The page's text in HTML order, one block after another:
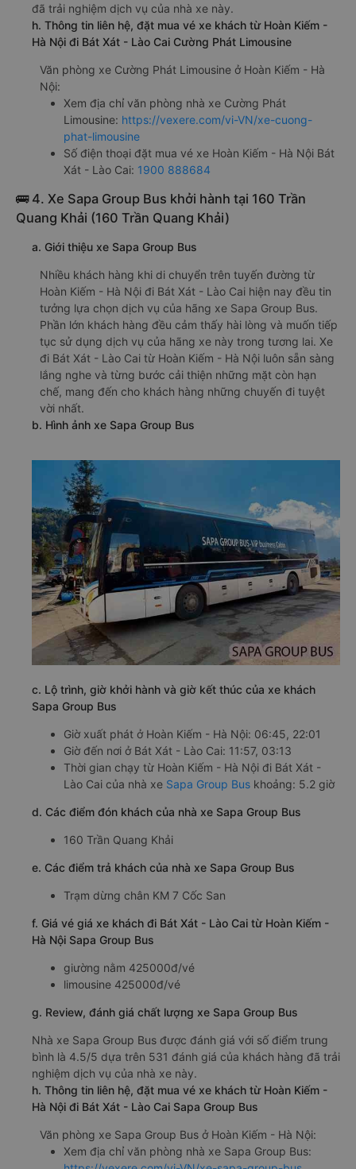
đã trải nghiệm dịch vụ của nhà xe này.
h. Thông tin liên hệ, đặt mua vé xe khách từ Hoàn Kiếm -
Hà Nội đi Bát Xát - Lào Cai Cường Phát Limousine
Văn phòng xe Cường Phát Limousine ở Hoàn Kiếm - Hà
Nội:
Xem địa chỉ văn phòng nhà xe Cường Phát
Limousine: https://vexere.com/vi-VN/xe-cuong-
phat-limousine
Số điện thoại đặt mua vé xe Hoàn Kiếm - Hà Nội Bát
Xát - Lào Cai: 1900 888684
🚌 4. Xe Sapa Group Bus khởi hành tại 160 Trần
Quang Khải (160 Trần Quang Khải)
a. Giới thiệu xe Sapa Group Bus
Nhiều khách hàng khi di chuyển trên tuyến đường từ
Hoàn Kiếm - Hà Nội đi Bát Xát - Lào Cai hiện nay đều tin
tưởng lựa chọn dịch vụ của hãng xe Sapa Group Bus.
Phần lớn khách hàng đều cảm thấy hài lòng và muốn tiếp
tục sử dụng dịch vụ của hãng xe này trong tương lai. Xe
đi Bát Xát - Lào Cai từ Hoàn Kiếm - Hà Nội luôn sẵn sàng
lắng nghe và từng bước cải thiện những mặt còn hạn
chế, mang đến cho khách hàng những chuyến đi tuyệt
vời nhất.
b. Hình ảnh xe Sapa Group Bus
c. Lộ trình, giờ khởi hành và giờ kết thúc của xe khách
Sapa Group Bus
Giờ xuất phát ở Hoàn Kiếm - Hà Nội: 06:45, 22:01
Giờ đến nơi ở Bát Xát - Lào Cai: 11:57, 03:13
Thời gian chạy từ Hoàn Kiếm - Hà Nội đi Bát Xát -
Lào Cai của nhà xe Sapa Group Bus khoảng: 5.2 giờ
d. Các điểm đón khách của nhà xe Sapa Group Bus
160 Trần Quang Khải
e. Các điểm trả khách của nhà xe Sapa Group Bus
Trạm dừng chân KM 7 Cốc San
f. Giá vé giá xe khách đi Bát Xát - Lào Cai từ Hoàn Kiếm -
Hà Nội Sapa Group Bus
giường nằm 425000đ/vé
limousine 425000đ/vé
g. Review, đánh giá chất lượng xe Sapa Group Bus
Nhà xe Sapa Group Bus được đánh giá với số điểm trung
bình là 4.5/5 dựa trên 531 đánh giá của khách hàng đã trải
nghiệm dịch vụ của nhà xe này.
h. Thông tin liên hệ, đặt mua vé xe khách từ Hoàn Kiếm -
Hà Nội đi Bát Xát - Lào Cai Sapa Group Bus
Văn phòng xe Sapa Group Bus ở Hoàn Kiếm - Hà Nội:
Xem địa chỉ văn phòng nhà xe Sapa Group Bus: